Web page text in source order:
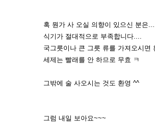
혹 뭔가 사 오실 의향이 있으신 분은
식기가 절대적으로 부족합니다....
국그릇이나 큰 그릇 류를 가져오시면
세제는 빨래를 안 하므로 무효 ㅋ
그밖에 술 사오시는 것도 환영 ^^
그럼 내일 보아요~~~